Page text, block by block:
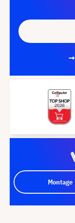
Montage